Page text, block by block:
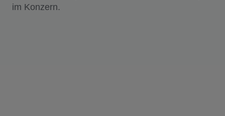
im Konzern.